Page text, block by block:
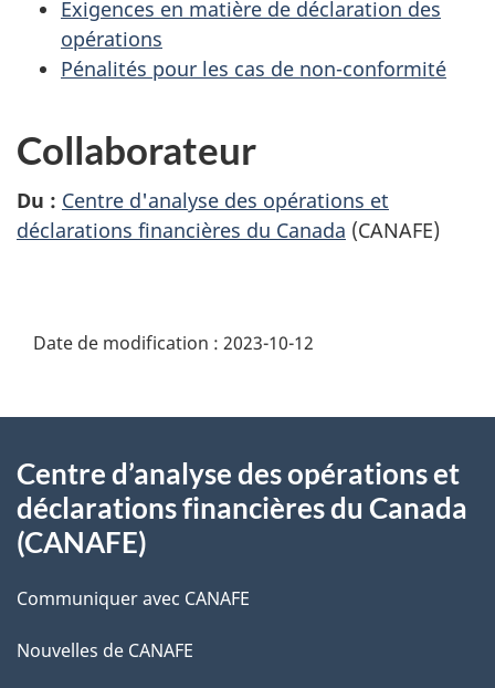
Exigences en matière de déclaration des
opérations
Pénalités pour les cas de non-conformité
Collaborateur
Du : Centre d'analyse des opérations et
déclarations financières du Canada (CANAFE)
Date de modification : 2023-10-12
propos
de
ce
Centre d’analyse des opérations et
déclarations financières du Canada
(CANAFE)
Communiquer avec CANAFE
Nouvelles de CANAFE